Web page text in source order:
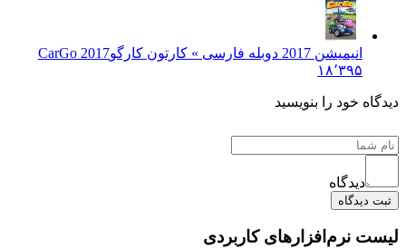
انیمیشن 2017 دوبله فارسی » کارتون کارگو
CarGo 2017
۱۸٬۳۹۵
دیدگاه خود را بنویسید
دیدگاه
ثبت دیدگاه
لیست نرم‌افزارهای کاربردی